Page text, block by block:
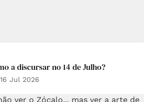
a discursar no 14 de Julho?
16 Jul 2026